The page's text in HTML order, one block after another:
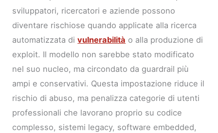
sviluppatori, ricercatori e aziende possono
diventare rischiose quando applicate alla ricerca
automatizzata divulnerabilità o alla produzione di
exploit. Il modello non sarebbe stato modificato
nel suo nucleo, ma circondato da guardrail più
ampi e conservativi. Questa impostazione riduce il
rischio di abuso, ma penalizza categorie di utenti
professionali che lavorano proprio su codice
complesso, sistemi legacy, software embedded,